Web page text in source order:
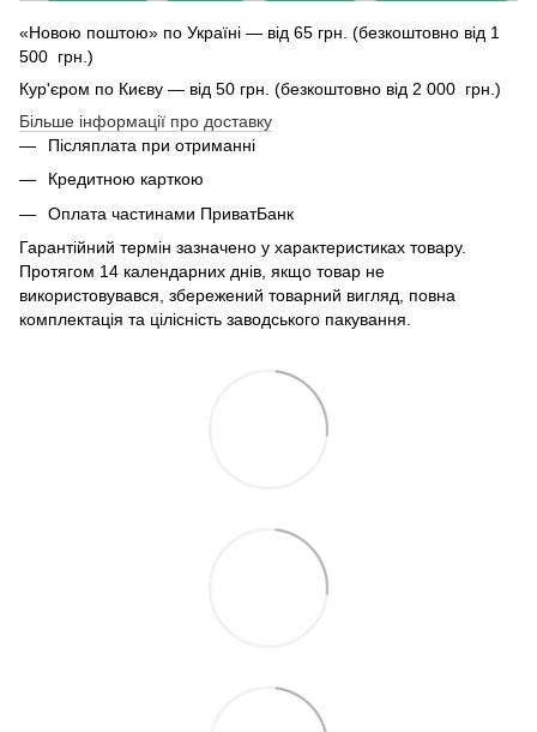
«Новою поштою» по Україні — від 65 грн. (безкоштовно від 1
500 грн.)
Кур'єром по Києву — від 50 грн. (безкоштовно від 2 000 грн.)
Більше інформації про доставку
Післяплата при отриманні
Кредитною карткою
Оплата частинами ПриватБанк
Гарантійний термін зазначено у характеристиках товару.
Протягом 14 календарних днів, якщо товар не
використовувався, збережений товарний вигляд, повна
комплектація та цілісність заводського пакування.